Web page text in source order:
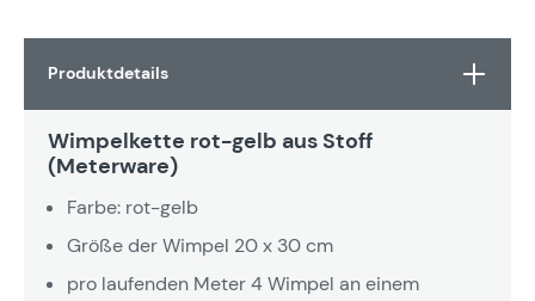
Produktdetails
Wimpelkette rot-gelb aus Stoff
(Meterware)
Farbe: rot-gelb
Größe der Wimpel 20 x 30 cm
pro laufenden Meter 4 Wimpel an einem